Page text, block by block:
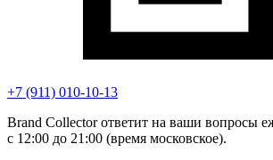
+7 (911) 010-10-13
Brand Collector ответит на ваши вопросы
с 12:00 до 21:00 (время московское).